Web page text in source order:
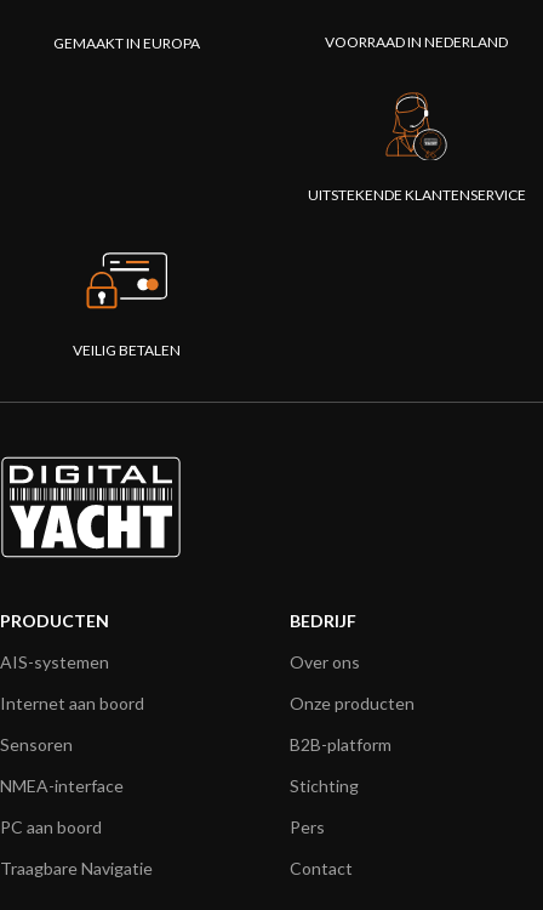
GEMAAKT IN EUROPA VOORRAAD IN NEDERLAND
UITSTEKENDE KLANTENSERVICE
VEILIG BETALEN
PRODUCTEN
AIS-systemen
Internet aan boord
Sensoren
NMEA-interface
PC aan boord
Traagbare Navigatie
BEDRIJF
Over ons
Onze producten
B2B-platform
Stichting
Pers
Contact